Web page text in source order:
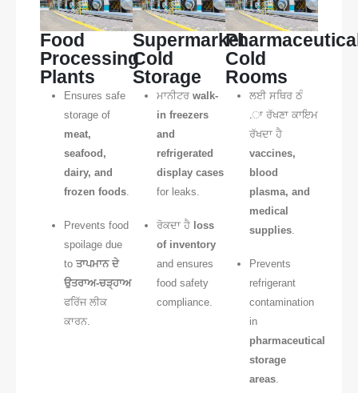
Food
Processing
Plants
Ensures safe
storage of
meat,
seafood,
dairy, and
frozen foods.
Prevents food
spoilage due
to ਤਾਪਮਾਨ ਦੇ
ਉਤਰਾਅ-ਚੜ੍ਹਾਅ
ਫਰਿੱਜ ਲੀਕ
ਕਾਰਨ.
Supermarket
Cold
Storage
ਮਾਨੀਟਰ walk-
in freezers
and
refrigerated
display cases
for leaks.
ਰੋਕਦਾ ਹੈ loss
of inventory
and ensures
food safety
compliance.
Cold
Rooms
ਲਈ ਸਥਿਰ ਠੰ
.ਾ ਰੱਖਣਾ ਕਾਇਮ
ਰੱਖਦਾ ਹੈ
vaccines,
blood
plasma, and
medical
supplies.
Prevents
refrigerant
contamination
in
pharmaceutical
storage
areas.